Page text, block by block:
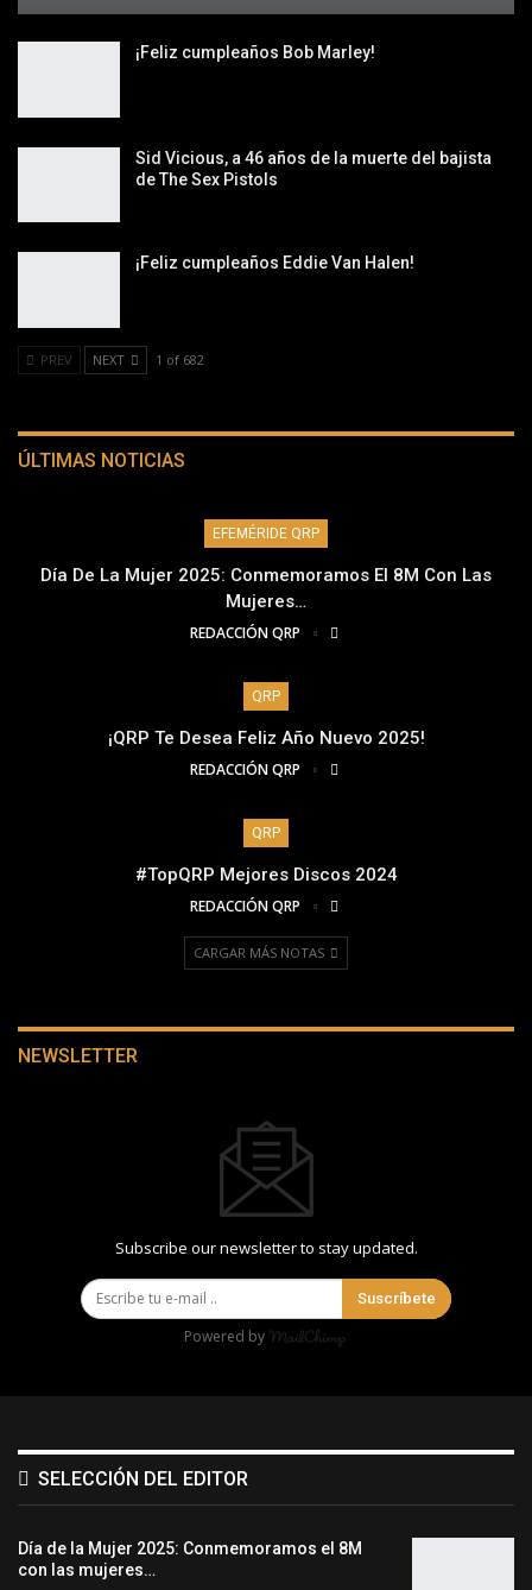
¡Feliz cumpleaños Bob Marley!
Sid Vicious, a 46 años de la muerte del bajista
de The Sex Pistols
¡Feliz cumpleaños Eddie Van Halen!
PREV NEXT 1 of 682
ÚLTIMAS NOTICIAS
EFEMÉRIDE QRP
Día De La Mujer 2025: Conmemoramos El 8M Con Las
Mujeres…
REDACCIÓN QRP
QRP
¡QRP Te Desea Feliz Año Nuevo 2025!
REDACCIÓN QRP
QRP
#TopQRP Mejores Discos 2024
REDACCIÓN QRP
CARGAR MÁS NOTAS
NEWSLETTER
Subscribe our newsletter to stay updated.
Suscríbete
Powered by
SELECCIÓN DEL EDITOR
Día de la Mujer 2025: Conmemoramos el 8M
con las mujeres…